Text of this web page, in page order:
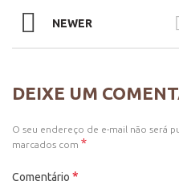
NEWER
DEIXE UM
O seu endereço de e-mail não será
marcados com *
Comentário *